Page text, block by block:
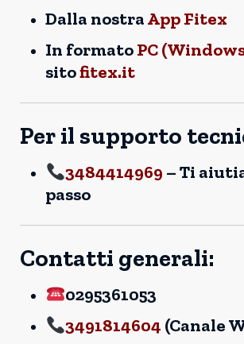
Dalla nostraApp Fitex
In formatoPC
sitofitex.it
Per il supporto
3484414969 – Ti
passo
Contatti generali:
0295361053
3491814604 (Canale